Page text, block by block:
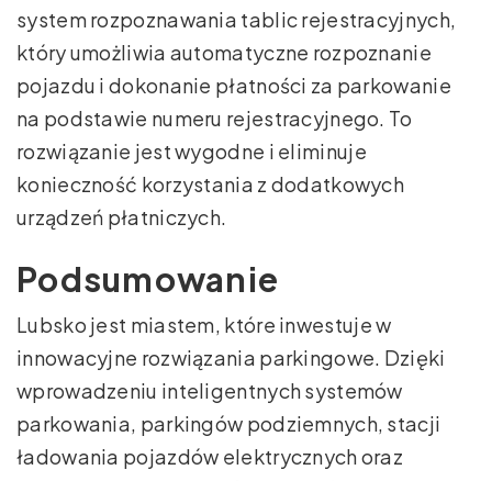
system rozpoznawania tablic rejestracyjnych,
który umożliwia automatyczne rozpoznanie
pojazdu i dokonanie płatności za parkowanie
na podstawie numeru rejestracyjnego. To
rozwiązanie jest wygodne i eliminuje
konieczność korzystania z dodatkowych
urządzeń płatniczych.
Podsumowanie
Lubsko jest miastem, które inwestuje w
innowacyjne rozwiązania parkingowe. Dzięki
wprowadzeniu inteligentnych systemów
parkowania, parkingów podziemnych, stacji
ładowania pojazdów elektrycznych oraz